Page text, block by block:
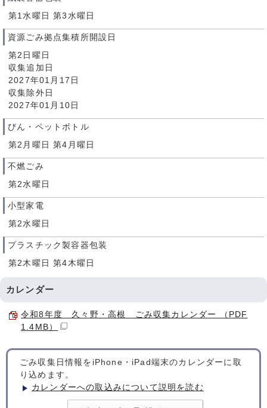
第1水曜日 第3水曜日
資源ごみ拠点集積所開設日
第2日曜日
収集追加日
2027年01月17日
収集除外日
2027年01月10日
びん・ペットボトル
第2月曜日 第4月曜日
不燃ごみ
第2水曜日
小型家電
第2水曜日
プラスチック製容器包装
第2木曜日 第4木曜日
カレンダー
令和8年度 久々野・高根 ごみ収集カレンダー （PDF
1.4MB）
ごみ収集日情報をiPhone・iPad端末のカレンダーに取
り込めます。
カレンダーへの取込みについて説明を読む